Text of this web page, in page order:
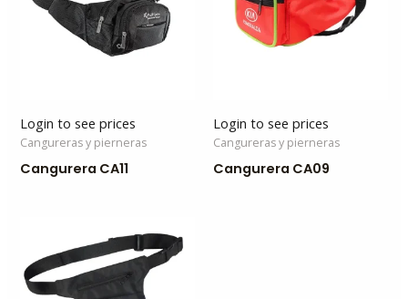
Login to see prices
Cangureras y pierneras
Cangurera CA11
Login to see prices
Cangureras y pierneras
Cangurera CA09